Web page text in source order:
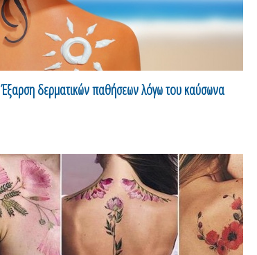
Έξαρση δερματικών παθήσεων λόγω του καύσωνα